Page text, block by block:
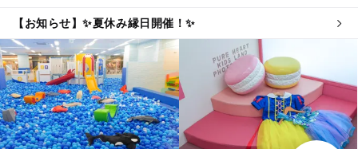
【お知らせ】✨夏休み縁日開催！✨